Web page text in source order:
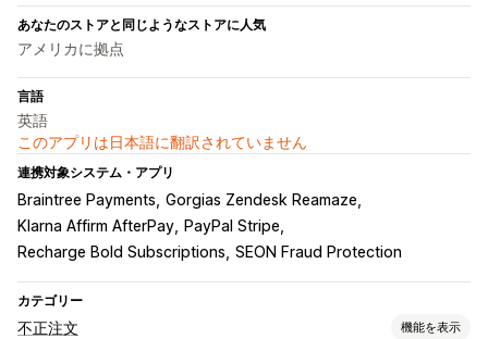
あなたのストアと同じようなストアに人気
アメリカに拠点
言語
英語
このアプリは日本語に翻訳されていません
連携対象システム・アプリ
Braintree Payments Gorgias Zendesk Reamaze
Klarna Affirm AfterPay
PayPal Stripe
Recharge Bold Subscriptions SEON Fraud Protection
カテゴリー
不正注文 機能を表示